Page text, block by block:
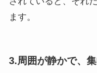
ます。
3.周囲が静かで、